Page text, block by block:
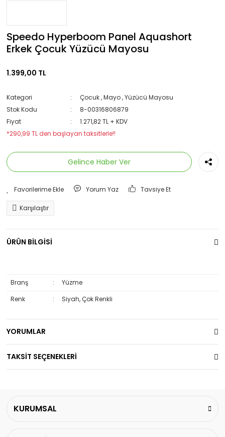
Speedo Hyperboom Panel Aquashort
Erkek Çocuk Yüzücü Mayosu
1.399,00 TL
Kategori Çocuk ,Mayo ,Yüzücü Mayosu
Stok Kodu
8-00316806879
Fiyat
1.271,82 TL + KDV
*290,99 TL den başlayan taksitlerle!!
Gelince Haber Ver
Yorum Yaz Tavsiye Et
Karşılaştır
ÜRÜN BİLGİSİ
Branş :
Yüzme
Renk
: Siyah, Çok Renkli
YORUMLAR
TAKSİT SEÇENEKLERİ
KURUMSAL